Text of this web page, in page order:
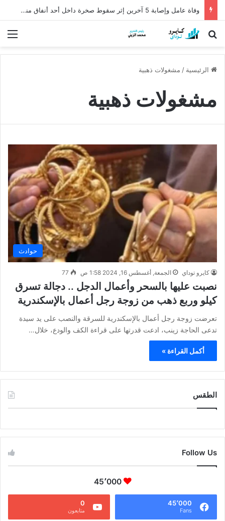
وفاة عامل وإصابة 5 آخرين إثر سقوط صخرة داخل أحد أنفاق منجم السكري
بحث عن
الرئيسية / مشغولات ذهبية
مشغولات ذهبية
حوادث
كايرو توداي الجمعة, أغسطس 16, 2024 1:58 ص 77
نصبت عليها بالسحر وأعمال الدجل .. دجالة تسرق
كيلو وربع ذهب من زوجة رجل أعمال بالإسكندرية
تعرضت زوجة رجل أعمال بالإسكندرية للسرقة والنصب على يد سيدة
تدعى الحاجة زينب، ادعت قدرتها على قراءة الكف والودع، خلال…
أكمل القراءة »
الطقس
Follow Us
45٬000
45٬000
Fans
0
متابعون